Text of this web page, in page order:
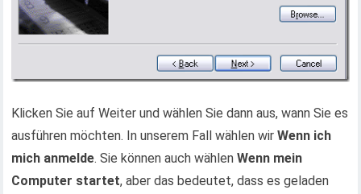
Klicken Sie auf Weiter und wählen Sie dann aus, wann Sie es
ausführen möchten. In unserem Fall wählen wirWenn ich
mich anmelde. Sie können auch wählenWenn mein
Computer startet, aber das bedeutet, dass es geladen